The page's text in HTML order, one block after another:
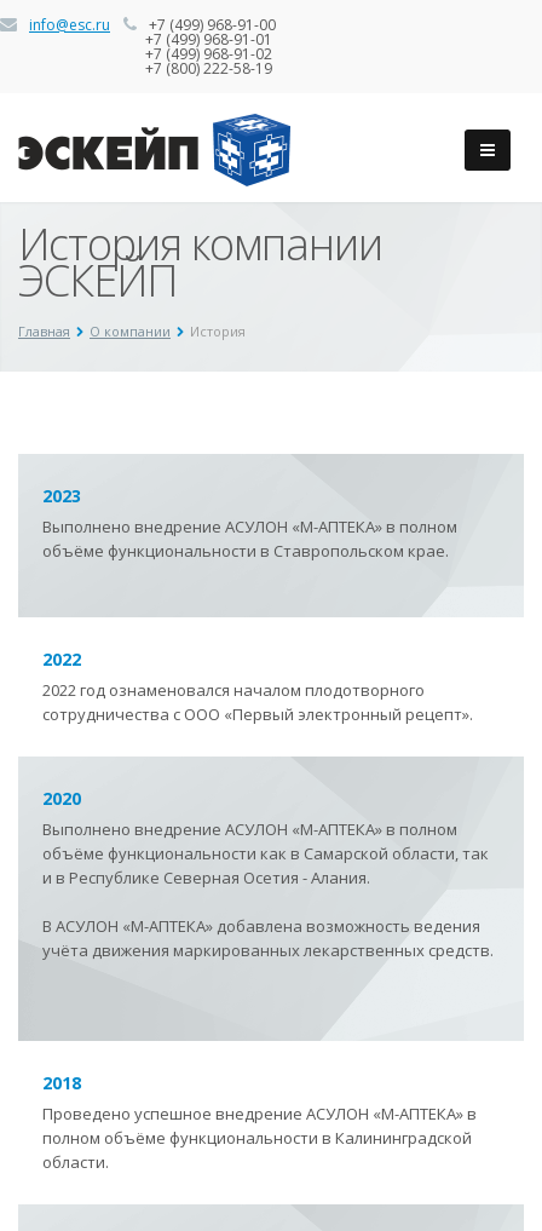
info@esc.ru +7 (499) 968-91-00
+7 (499) 968-91-01
+7 (499) 968-91-02
+7 (800) 222-58-19
История компании
ЭСКЕЙП
Главная О компании История
2023
Выполнено внедрение АСУЛОН «М-АПТЕКА» в полном
объёме функциональности в Ставропольском крае.
2022
2022 год ознаменовался началом плодотворного
сотрудничества с ООО «Первый электронный рецепт».
2020
Выполнено внедрение АСУЛОН «М-АПТЕКА» в полном
объёме функциональности как в Самарской области, так
и в Республике Северная Осетия - Алания.
В АСУЛОН «М-АПТЕКА» добавлена возможность ведения
учёта движения маркированных лекарственных средств.
2018
Проведено успешное внедрение АСУЛОН «М-АПТЕКА»в
полном объёме функциональности в Калининградской
области.